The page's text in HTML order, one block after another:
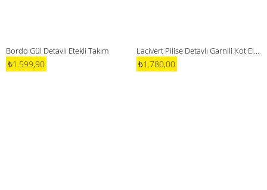
Bordo Gül Detaylı Etekli Takım
₺1.599,90
Lacivert Pilise Detaylı Garnili Kot Elbise
₺1.780,00